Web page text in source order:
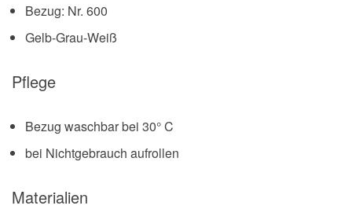
Bezug: Nr. 600
Gelb-Grau-Weiß
Pflege
Bezug waschbar bei 30° C
bei Nichtgebrauch aufrollen
Materialien